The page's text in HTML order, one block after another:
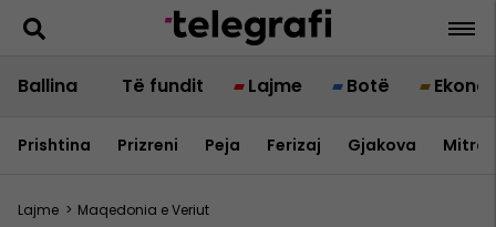
Ballina Të fundit Lajme Botë
Prishtina Prizreni Peja Ferizaj Gjakova
Lajme > Maqedonia e Veriut